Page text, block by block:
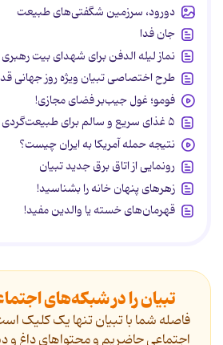
دورود، سرزمین شگفتی‌های طبیعت
جان فدا
نماز لیله الدفن برای شهدای بیت رهبری
طرح اختصاصی تبیان ویژه روز جهانی
فومو؛ غول جیب‌بر فضای مجازی!
۵ غذای سریع و سالم برای طبیعت‌گردی
نتیجه حمله آمریکا به ایران چیست؟
رونمایی از اتاق برق جدید تبیان
زهرهای پنهان خانه را بشناسید!
قهرمان‌های خسته یا والدین مفید!
تبیان را در شبکه‌های
فاصله شما با تبیان تنها یک کلیک
اجتماعی حاضریم و محتواهای داغ و